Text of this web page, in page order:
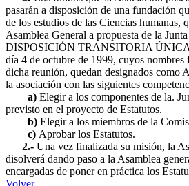
pasarán a disposición de una fundación
de los estudios de las Ciencias humanas,
Asamblea General a propuesta de la
DISPOSICIÓN TRANSITORIA ÚNICA
día 4 de octubre de 1999, cuyos nombres
dicha reunión, quedan designados como
la asociación con las siguientes
a) Elegir a los componentes de la.
previsto en el proyecto de Estatutos.
b) Elegir a los miembros de la
c) Aprobar los Estatutos.
2.- Una vez finalizada su misión, la
disolverá dando paso a la Asamblea
encargadas de poner en práctica los
Volver